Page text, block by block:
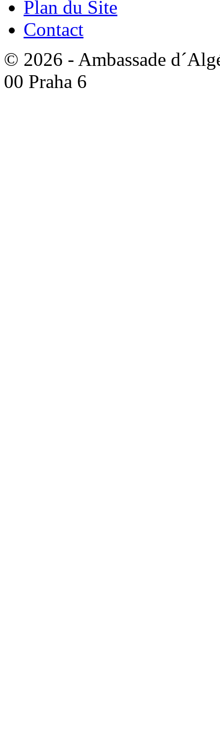
Plan du Site
Contact
© 2026 - Ambassade
00 Praha 6